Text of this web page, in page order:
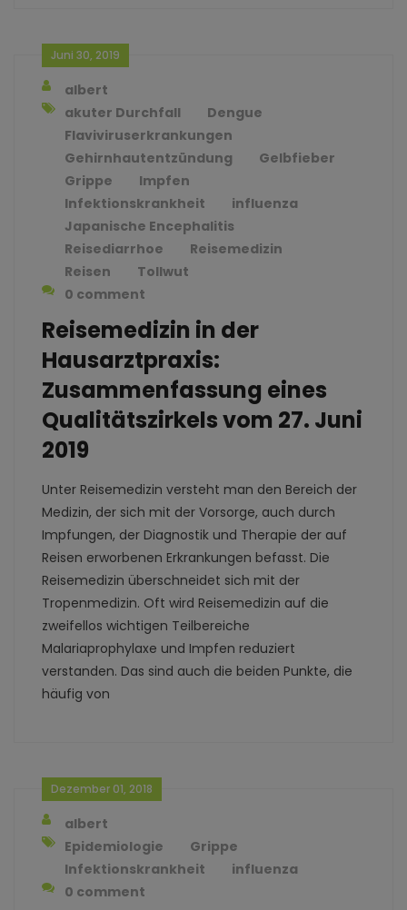
Juni 30, 2019
albert
akuter Durchfall
Dengue
Flaviviruserkrankungen
Gehirnhautentzündung
Gelbfieber
Grippe
Impfen
Infektionskrankheit
influenza
Japanische Encephalitis
Reisediarrhoe
Reisemedizin
Reisen
Tollwut
0 comment
Reisemedizin in der
Hausarztpraxis:
Zusammenfassung eines
Qualitätszirkels vom 27. Juni
2019
Unter Reisemedizin versteht man den Bereich der
Medizin, der sich mit der Vorsorge, auch durch
Impfungen, der Diagnostik und Therapie der auf
Reisen erworbenen Erkrankungen befasst. Die
Reisemedizin überschneidet sich mit der
Tropenmedizin. Oft wird Reisemedizin auf die
zweifellos wichtigen Teilbereiche
Malariaprophylaxe und Impfen reduziert
verstanden. Das sind auch die beiden Punkte, die
häufig von
Dezember 01, 2018
albert
Epidemiologie
Grippe
Infektionskrankheit
influenza
0 comment